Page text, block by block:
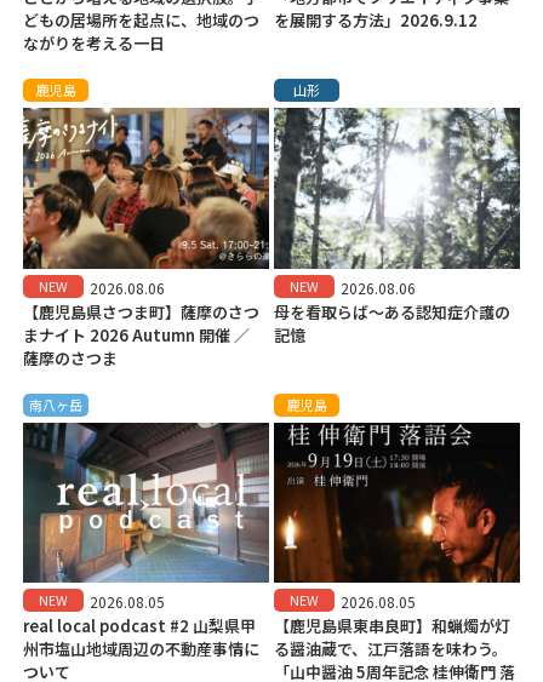
どもの居場所を起点に、地域のつ
ながりを考える一日
を展開する方法」2026.9.12
鹿児島
NEW 2026.08.06
【鹿児島県さつま町】薩摩のさつ
まナイト 2026 Autumn 開催 ／
薩摩のさつま
山形
NEW 2026.08.06
母を看取らば～ある認知症介護の
記憶
南八ヶ岳
NEW 2026.08.05
real local podcast #2 山梨県甲
州市塩山地域周辺の不動産事情に
ついて
鹿児島
NEW 2026.08.05
【鹿児島県東串良町】和蝋燭が灯
る醤油蔵で、江戸落語を味わう。
「山中醤油 5周年記念 桂伸衛門 落